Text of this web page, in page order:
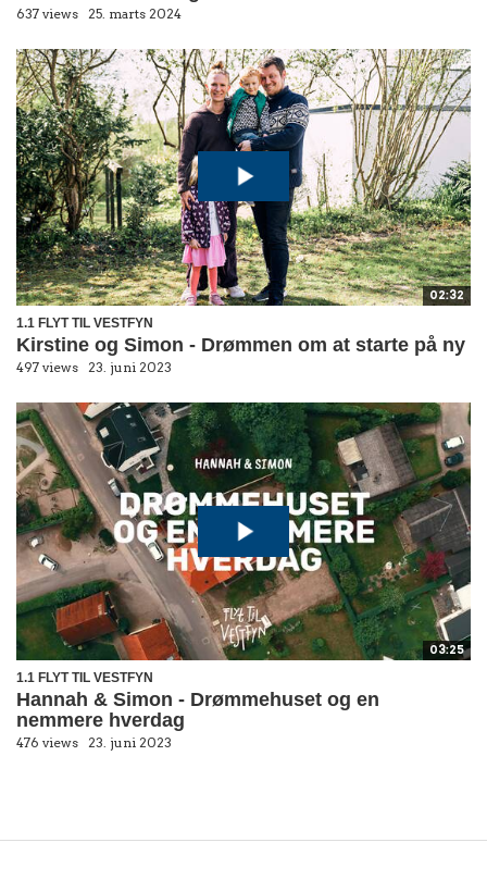
637 views 25. marts 2024
02:32
1.1 FLYT TIL VESTFYN
Kirstine og Simon - Drømmen om at starte på ny
497 views 23. juni 2023
03:25
1.1 FLYT TIL VESTFYN
Hannah & Simon - Drømmehuset og en
nemmere hverdag
476 views 23. juni 2023